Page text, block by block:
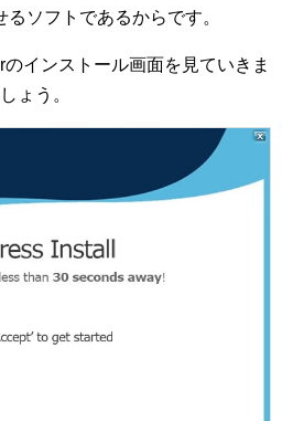
ソフトであるからです。
インストール画面を見ていきま
しょう。